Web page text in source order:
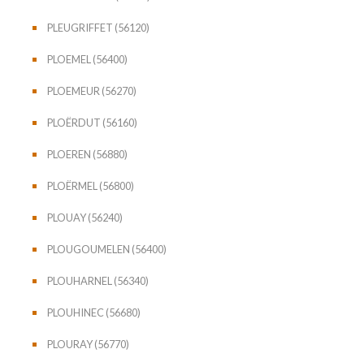
PLEUGRIFFET (56120)
PLOEMEL (56400)
PLOEMEUR (56270)
PLOËRDUT (56160)
PLOEREN (56880)
PLOËRMEL (56800)
PLOUAY (56240)
PLOUGOUMELEN (56400)
PLOUHARNEL (56340)
PLOUHINEC (56680)
PLOURAY (56770)